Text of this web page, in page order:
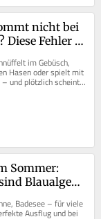
nicht bei
Diese Fehler
das Training
im Gebüsch,
Hasen oder spielt mit
und plötzlich scheint
zu ignorieren.
Sommer:
Blaualgen
Badesee – für viele
Ausflug und bei